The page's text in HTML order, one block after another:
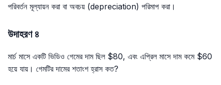
পরিবর্তন মূল্যায়ন করা বা অবচয় (depreciation) পরিমাপ করা।
উদাহরণ ৪
মার্চ মাসে একটি ভিডিও গেমের দাম ছিল $80, এবং এপ্রিল মাসে দাম কমে $60
হয়ে যায়। গেমটির দামের শতাংশ হ্রাস কত?